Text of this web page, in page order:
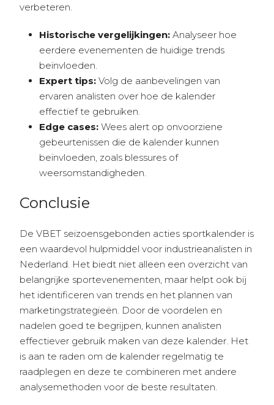
verbeteren.
Historische vergelijkingen: Analyseer hoe
eerdere evenementen de huidige trends
beïnvloeden.
Expert tips: Volg de aanbevelingen van
ervaren analisten over hoe de kalender
effectief te gebruiken.
Edge cases: Wees alert op onvoorziene
gebeurtenissen die de kalender kunnen
beïnvloeden, zoals blessures of
weersomstandigheden.
Conclusie
De VBET seizoensgebonden acties sportkalender is
een waardevol hulpmiddel voor industrieanalisten in
Nederland. Het biedt niet alleen een overzicht van
belangrijke sportevenementen, maar helpt ook bij
het identificeren van trends en het plannen van
marketingstrategieën. Door de voordelen en
nadelen goed te begrijpen, kunnen analisten
effectiever gebruik maken van deze kalender. Het
is aan te raden om de kalender regelmatig te
raadplegen en deze te combineren met andere
analysemethoden voor de beste resultaten.